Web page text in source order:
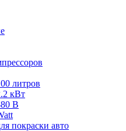
литров
кВт
В
покраски авто